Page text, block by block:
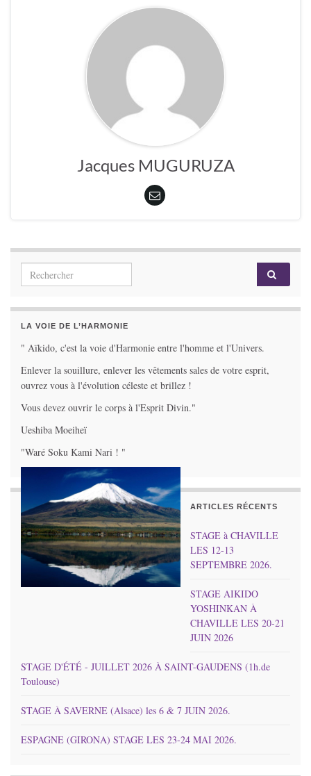
Jacques MUGURUZA
Search for:
LA VOIE DE L’HARMONIE
" Aïkido, c'est la voie d'Harmonie entre l'homme et l'Univers.
Enlever la souillure, enlever les vêtements sales de votre esprit,
ouvrez vous à l'évolution céleste et brillez !
Vous devez ouvrir le corps à l'Esprit Divin."
Ueshiba Moeiheï
"Waré Soku Kami Nari ! "
ARTICLES RÉCENTS
STAGE à CHAVILLE
LES 12-13
SEPTEMBRE 2026.
STAGE AIKIDO
YOSHINKAN À
CHAVILLE LES 20-21
JUIN 2026
STAGE D'ÉTÉ - JUILLET 2026 À SAINT-GAUDENS (1h.de
Toulouse)
STAGE À SAVERNE (Alsace) les 6 & 7 JUIN 2026.
ESPAGNE (GIRONA) STAGE LES 23-24 MAI 2026.